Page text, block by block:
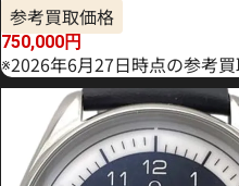
参考買取価格
750,000円
※2026年6月27日時点の参考